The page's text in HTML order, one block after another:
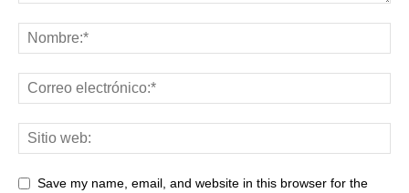
Save my name, email, and website in this browser for the